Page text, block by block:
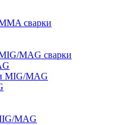
сварки
MAG сварки
MIG/MAG
MAG